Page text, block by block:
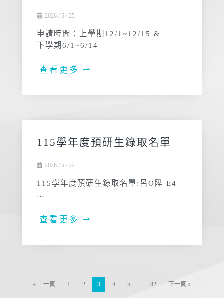
2026 / 5 / 25
申請時間：上學期12/1~12/15 &
下學期6/1~6/14
查看更多 ⇀
115學年度預研生錄取名單
2026 / 5 / 22
115學年度預研生錄取名單:呂O陞 E4
…
查看更多 ⇀
« 上一頁 1 2 3 4 5 ... 82 下一頁 »